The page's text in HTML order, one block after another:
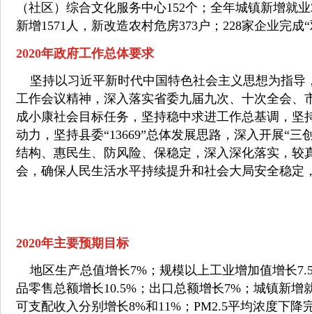
（社区）综合文化服务中心152个；全年城镇新增就
新增1571人，新改造农村危房373户；228家企业完成
2020年政府工作总体要求
坚持以习近平新时代中国特色社会主义思想为指
工作会议精神，深入落实省委九届九次、十次全会
成小康社会目标任务，坚持稳中求进工作总基调，
动力，坚持县委“13669”总体发展思路，深入开展“
结构、惠民生、防风险、保稳定，深入深化落实，
会，确保人民生活水平持续提升和社会大局安全稳定
2020年主要预期目标
地区生产总值增长7%； 规模以上工业增加值增长
品零售总额增长10.5%； 出口总额增长7%； 城镇新增
可支配收入分别增长8%和11%； PM2.5平均浓度下降